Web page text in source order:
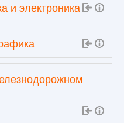
и электроника